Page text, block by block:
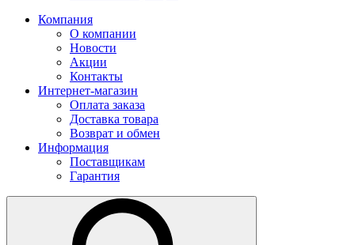
Компания
О компании
Новости
Акции
Контакты
Интернет-магазин
Оплата заказа
Доставка товара
Возврат и обмен
Информация
Поставщикам
Гарантия